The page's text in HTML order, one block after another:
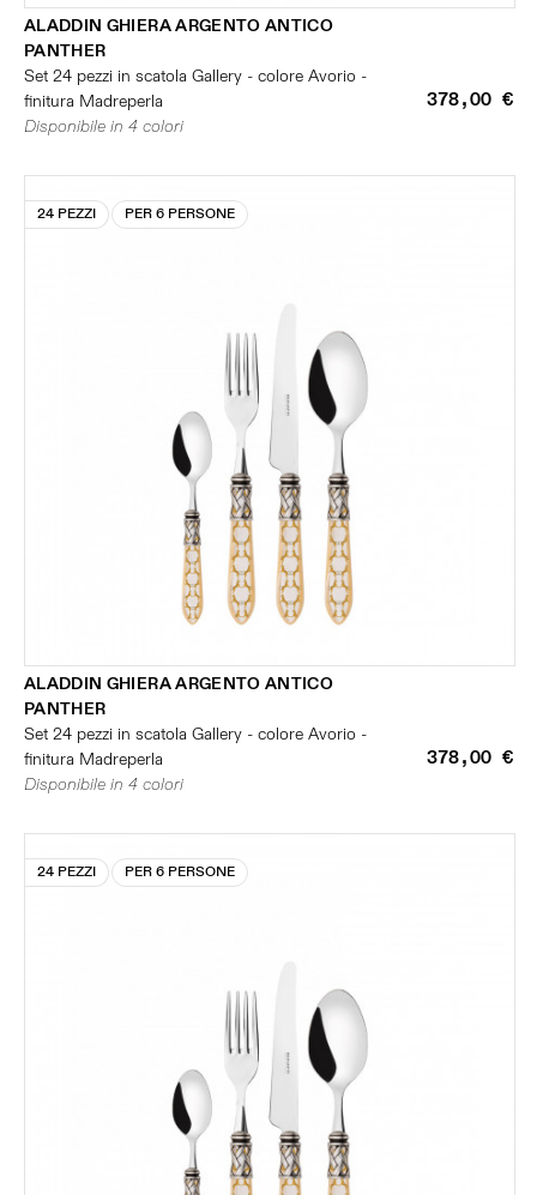
ALADDIN GHIERA ARGENTO ANTICO
PANTHER
Set 24 pezzi in scatola Gallery - colore Avorio -
finitura Madreperla
378,00 €
Disponibile in 4 colori
24 PEZZI PER 6 PERSONE
ALADDIN GHIERA ARGENTO ANTICO
PANTHER
Set 24 pezzi in scatola Gallery - colore Avorio -
finitura Madreperla
378,00 €
Disponibile in 4 colori
24 PEZZI PER 6 PERSONE